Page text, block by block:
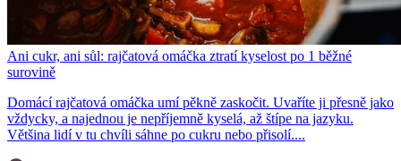
Ani cukr, ani sůl: rajčatová omáčka ztratí kyselost po 1 běžné
surovině
Domácí rajčatová omáčka umí pěkně zaskočit. Uvaříte ji přesně jako
vždycky, a najednou je nepříjemně kyselá, až štípe na jazyku.
Většina lidí v tu chvíli sáhne po cukru nebo přisolí....